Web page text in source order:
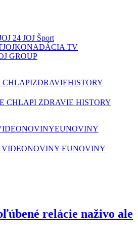
24 JOJ Šport
JOJKONADÁCIA TV
GROUP
CHLAPIZDRAVIEHISTORY
CHLAPI ZDRAVIE HISTORY
EUNOVINY
VIDEONOVINY EUNOVINY
relácie naživo ale